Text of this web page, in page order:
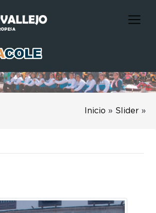
Inicio » Slider »